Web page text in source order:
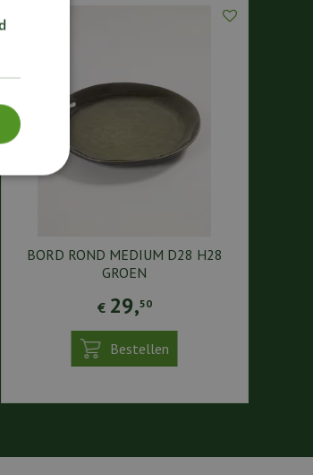
BORD ROND MEDIUM D28 H28
GROEN
€ 29,50
Bestellen